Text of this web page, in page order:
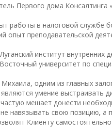
Первого дома Консалтинга
работы в налоговой службе
опыт преподавательской
институт внутренних
университет по
одним из главных
умение выстраивать
мешает донести
навязывать свою позицию, а
Клиенту